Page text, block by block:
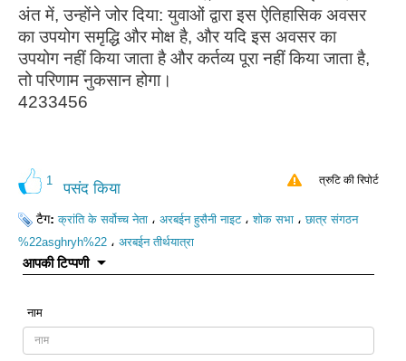
अंत में, उन्होंने जोर दिया: युवाओं द्वारा इस ऐतिहासिक अवसर
का उपयोग समृद्धि और मोक्ष है, और यदि इस अवसर का
उपयोग नहीं किया जाता है और कर्तव्य पूरा नहीं किया जाता है,
तो परिणाम नुकसान होगा।
4233456
1 पसंद किया त्रुटि की रिपोर्ट
टैग:क्रांति के सर्वोच्च नेता ، अरबईन हुसैनी नाइट،शोक सभा ،छात्र संगठन
%22asghryh%22 ، अरबईन तीर्थयात्रा
आपकी टिप्पणी
नाम